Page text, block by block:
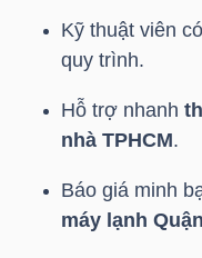
Kỹ thuật viên
quy trình.
Hỗ trợ nhanh
nhà TPHCM.
Báo giá minh
máy lạnh
VIETSTOCKFINANCE